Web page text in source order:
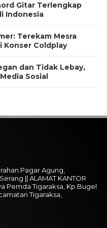
Gitar Terlengkap
Indonesia
Terekam Mesra
Konser Coldplay
dan Tidak Lebay,
Sosial
Pagar Agung,
|| ALAMAT KANTOR
Pemda Tigaraksa, Kp.Bugel
Tigaraksa,